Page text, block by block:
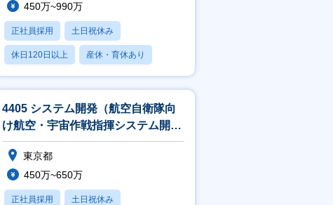
450万~990万
正社員採用 土日祝休み
休日120日以上 産休・育休あり
月残業20時間以内
4405 システム開発（航空自衛隊向
け航空・宇宙作戦指揮システム開
発）
東京都
450万~650万
正社員採用 土日祝休み